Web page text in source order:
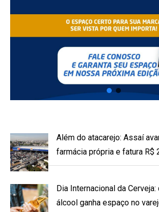
Além do atacarejo: Assaí
farmácia própria e fatura R$
Dia Internacional da
álcool ganha espaço no